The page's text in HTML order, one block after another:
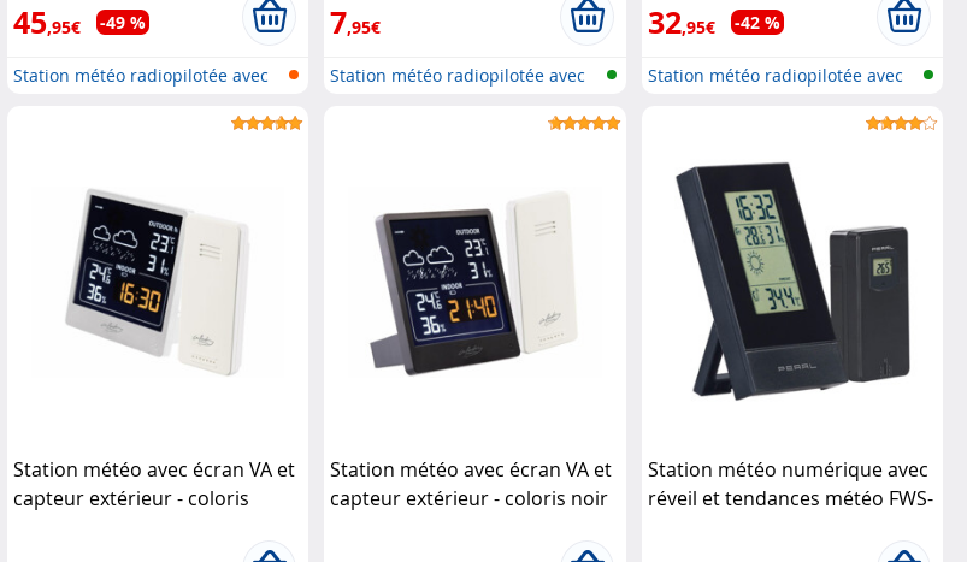
45,95€ -49 %
Station météo radiopilotée avec
7,95€
Station météo radiopilotée avec
32,95€ -42 %
Station météo radiopilotée avec
Station météo avec écran VA et
capteur extérieur - coloris
Station météo avec écran VA et
capteur extérieur - coloris noir
Station météo numérique avec
réveil et tendances météo FWS-